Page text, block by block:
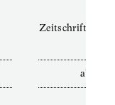
Zeitschriften
ab